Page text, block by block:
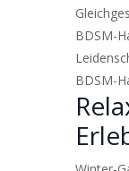
BDSM-
BDSM-